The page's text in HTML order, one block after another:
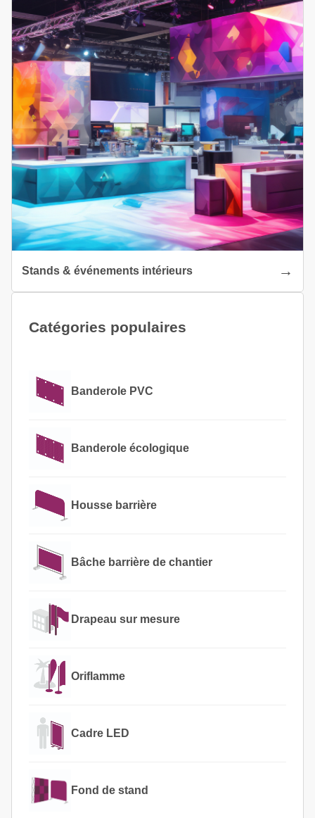
Stands & événements intérieurs
Catégories populaires
Banderole PVC
Banderole écologique
Housse barrière
Bâche barrière de chantier
Drapeau sur mesure
Oriflamme
Cadre LED
Fond de stand